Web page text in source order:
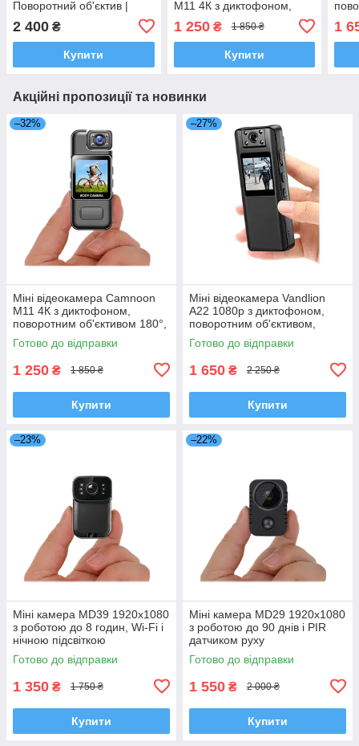
Поворотний об'єктив |
1080p
2 400 ₴
Купити
M11 4К з диктофоном,
180°, дисплеєм, 1000mAh
1 250₴ 1 850 ₴
Купити
120°
1
Акційні пропозиції та новинки
–32%
Міні відеокамера Camnoon
M11 4К з диктофоном,
поворотним об'єктивом 180°,
дисплеєм
Готово до відправки
1 250 ₴ 1 850 ₴
Купити
–27%
Міні відеокамера Vandlion
A22 1080p з диктофоном,
поворотним об'єктивом,
дисплеєм, кутом огляду 120°
Готово до відправки
1 650 ₴ 2 250 ₴
Купити
–23%
Міні камера MD39 1920x1080
з роботою до 8 годин, Wi-Fi і
нічною підсвіткою
Готово до відправки
1 350 ₴ 1 750 ₴
Купити
–22%
Міні камера MD29 1920x1080
з роботою до 90 днів і PIR
датчиком руху
Готово до відправки
1 550 ₴ 2 000 ₴
Купити